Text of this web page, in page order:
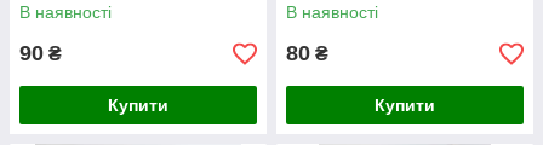
В наявності
90 ₴
Купити
В наявності
80 ₴
Купити